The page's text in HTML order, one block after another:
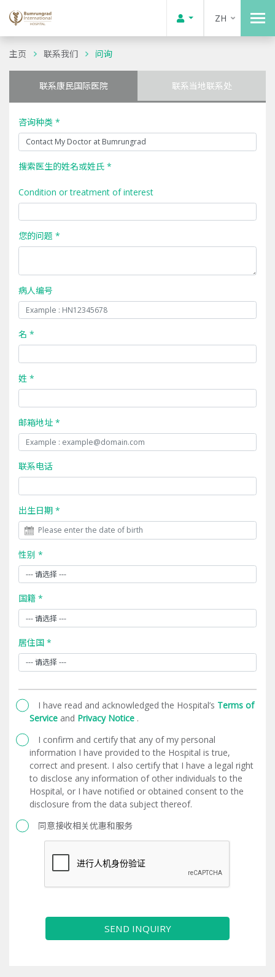
ZH
主页 联系我们 问询
联系康民国际医院 联系当地联系处
咨询种类 *
搜索医生的姓名或姓氏 *
Condition or treatment of interest
您的问题 *
病人编号
名 *
姓 *
邮箱地址 *
联系电话
出生日期 *
性别 *
国籍 *
居住国 *
I have read and acknowledged the Hospital’s Terms of
Service and Privacy Notice .
I confirm and certify that any of my personal
information I have provided to the Hospital is true,
correct and present. I also certify that I have a legal right
to disclose any information of other individuals to the
Hospital, or I have notified or obtained consent to the
disclosure from the data subject thereof.
同意接收相关优惠和服务
SEND INQUIRY